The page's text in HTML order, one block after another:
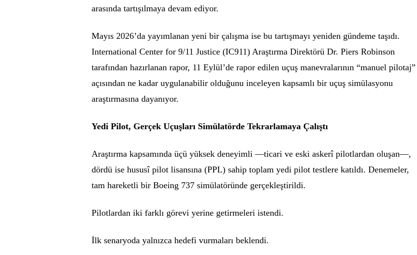
arasında tartışılmaya devam ediyor.
Mayıs 2026’da yayımlanan yeni bir çalışma ise bu tartışmayı yeniden gündeme taşıdı.
International Center for 9/11 Justice (IC911) Araştırma Direktörü Dr. Piers Robinson
tarafından hazırlanan rapor, 11 Eylül’de rapor edilen uçuş manevralarının “manuel pilotaj”
açısından ne kadar uygulanabilir olduğunu inceleyen kapsamlı bir uçuş simülasyonu
araştırmasına dayanıyor.
Yedi Pilot, Gerçek Uçuşları Simülatörde Tekrarlamaya Çalıştı
Araştırma kapsamında üçü yüksek deneyimli —ticari ve eski askerî pilotlardan oluşan—,
dördü ise hususî pilot lisansına (PPL) sahip toplam yedi pilot testlere katıldı. Denemeler,
tam hareketli bir Boeing 737 simülatöründe gerçekleştirildi.
Pilotlardan iki farklı görevi yerine getirmeleri istendi.
İlk senaryoda yalnızca hedefi vurmaları beklendi.